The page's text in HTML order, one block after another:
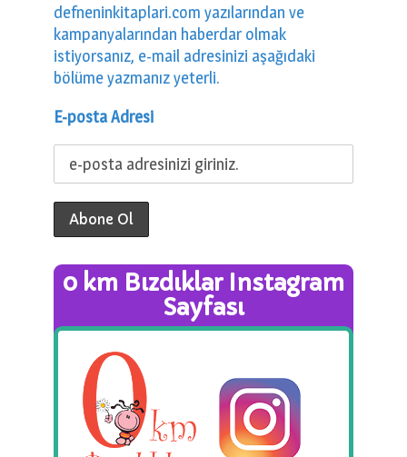
defneninkitaplari.com yazılarından ve
kampanyalarından haberdar olmak
istiyorsanız, e-mail adresinizi aşağıdaki
bölüme yazmanız yeterli.
E-posta Adresi
0 km Bızdıklar Instagram
Sayfası